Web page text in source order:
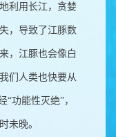
利用长江，贪婪
，导致了江豚数
，江豚也会像白
们人类也快要从
功能性灭绝”，
未晚。